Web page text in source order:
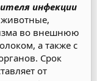
инфекции
во внешнюю
а также с
Срок
от